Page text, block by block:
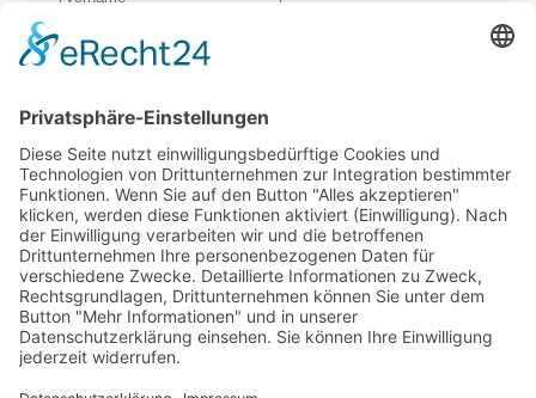
reCaptcha v3-Service zu laden!Wir verwenden
reCAPTCHA, um Ihre eingegebenen Informationen zu
überprüfen. Dieser Service kann Daten zu Ihren
Aktivitäten sammeln. Bitte lesen Sie die Details durch
undstimmen Sie der Nutzung des Service zu , um
fortzufahren.
Zum Newsletter anmelden